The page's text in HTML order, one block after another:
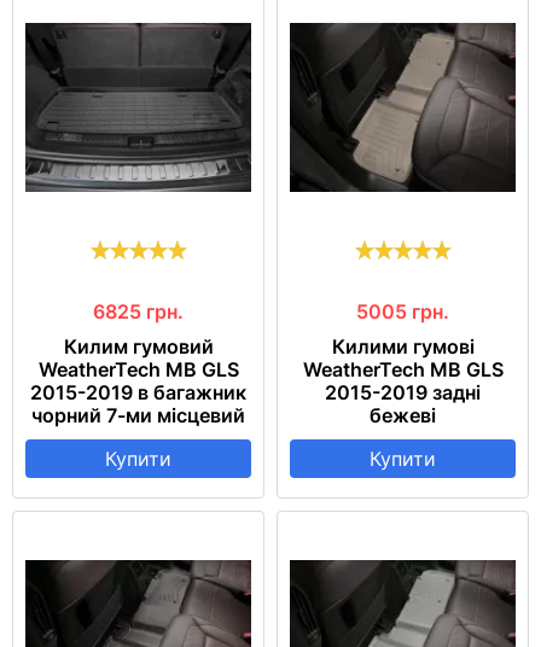
6825 грн.
Килим гумовий
WeatherTech MB GLS
2015-2019 в багажник
чорний 7-ми місцевий
Купити
5005 грн.
Килими гумові
WeatherTech MB GLS
2015-2019 задні
бежеві
Купити